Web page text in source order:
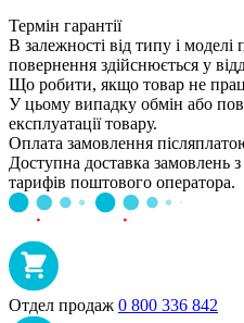
Термін гарантії
В залежності від типу і
повернення здійснюється у
Що робити, якщо товар не
У цьому випадку обмін або
експлуатації товару.
Оплата замовлення
Доступна доставка замовлень
тарифів поштового оператора.
Отдел продаж 0 800 336 842